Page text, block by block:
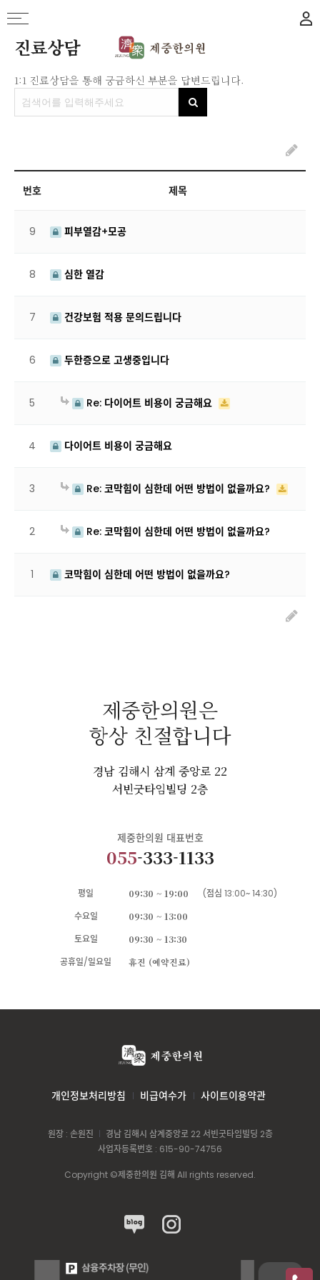
진료상담
1:1 진료상담을 통해 궁금하신 부분을 답변드립니다.
번호 제목
9 피부열감+모공
8 심한 열감
7 건강보험 적용 문의드립니다
6 두한증으로 고생중입니다
5 Re: 다이어트 비용이 궁금해요
4 다이어트 비용이 궁금해요
3 Re: 코막힘이 심한데 어떤 방법이 없을까요?
2 Re: 코막힘이 심한데 어떤 방법이 없을까요?
1 코막힘이 심한데 어떤 방법이 없을까요?
제중한의원은
항상 친절합니다
경남 김해시 삼계 중앙로 22
서빈굿타임빌딩 2층
제중한의원 대표번호
055-333-1133
평일 09:30 ~ 19:00
(점심 13:00~ 14:30)
수요일
09:30 ~ 13:00
토요일
09:30 ~ 13:30
공휴일/일요일
휴진 (예약진료)
개인정보처리방침 비급여수가 사이트이용약관
원장 : 손원진
경남 김해시 삼계중앙로 22 서빈굿타임빌딩 2층
사업자등록번호 : 615-90-74756
Copyright ©제중한의원 김해 All rights reserved.